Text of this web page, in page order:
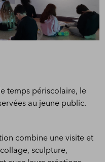
temps périscolaire, le
au jeune public.
combine une visite et
sculpture,